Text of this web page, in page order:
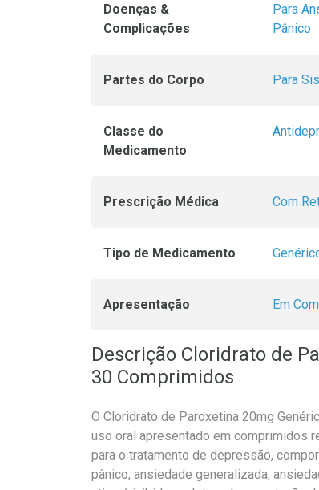
Doenças &
Complicações
Para
Pânico
Partes do Corpo Para
Classe do
Medicamento
Prescrição Médica Com
Tipo de Medicamento
Apresentação Em
Descrição Cloridrato de
30 Comprimidos
O Cloridrato de Paroxetina 20mg
uso oral apresentado em comprimidos
para o tratamento de depressão,
pânico, ansiedade generalizada,